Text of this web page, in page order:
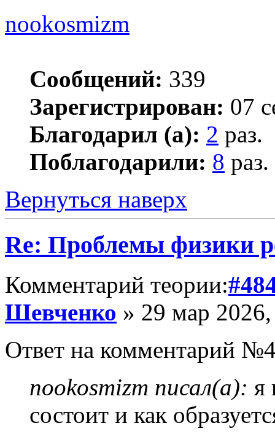
nookosmizm
Сообщений: 339
Зарегистрирован: 07
Благодарил (а): 2 раз.
Поблагодарили: 8 раз.
Вернуться наверх
Re: Проблемы физики
Комментарий теории:
Шевченко » 29 мар
Ответ на комментарий
nookosmizm писал(а): я
состоит и как